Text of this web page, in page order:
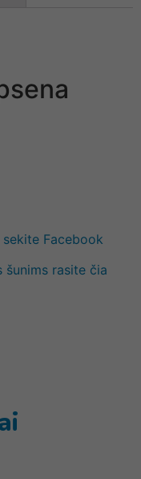
sekite Facebook
šunims rasite čia